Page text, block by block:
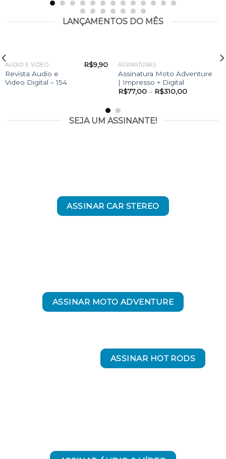
LANÇAMENTOS DO MÊS
AUDIO E VIDEO
Revista Audio e
Video Digital – 154
R$9,90 ASSINATURAS
Assinatura Moto Adventure
| Impresso + Digital
R$77,00– R$310,00
SEJA UM ASSINANTE!
ASSINAR CAR STEREO
ASSINAR MOTO ADVENTURE
ASSINAR HOT RODS